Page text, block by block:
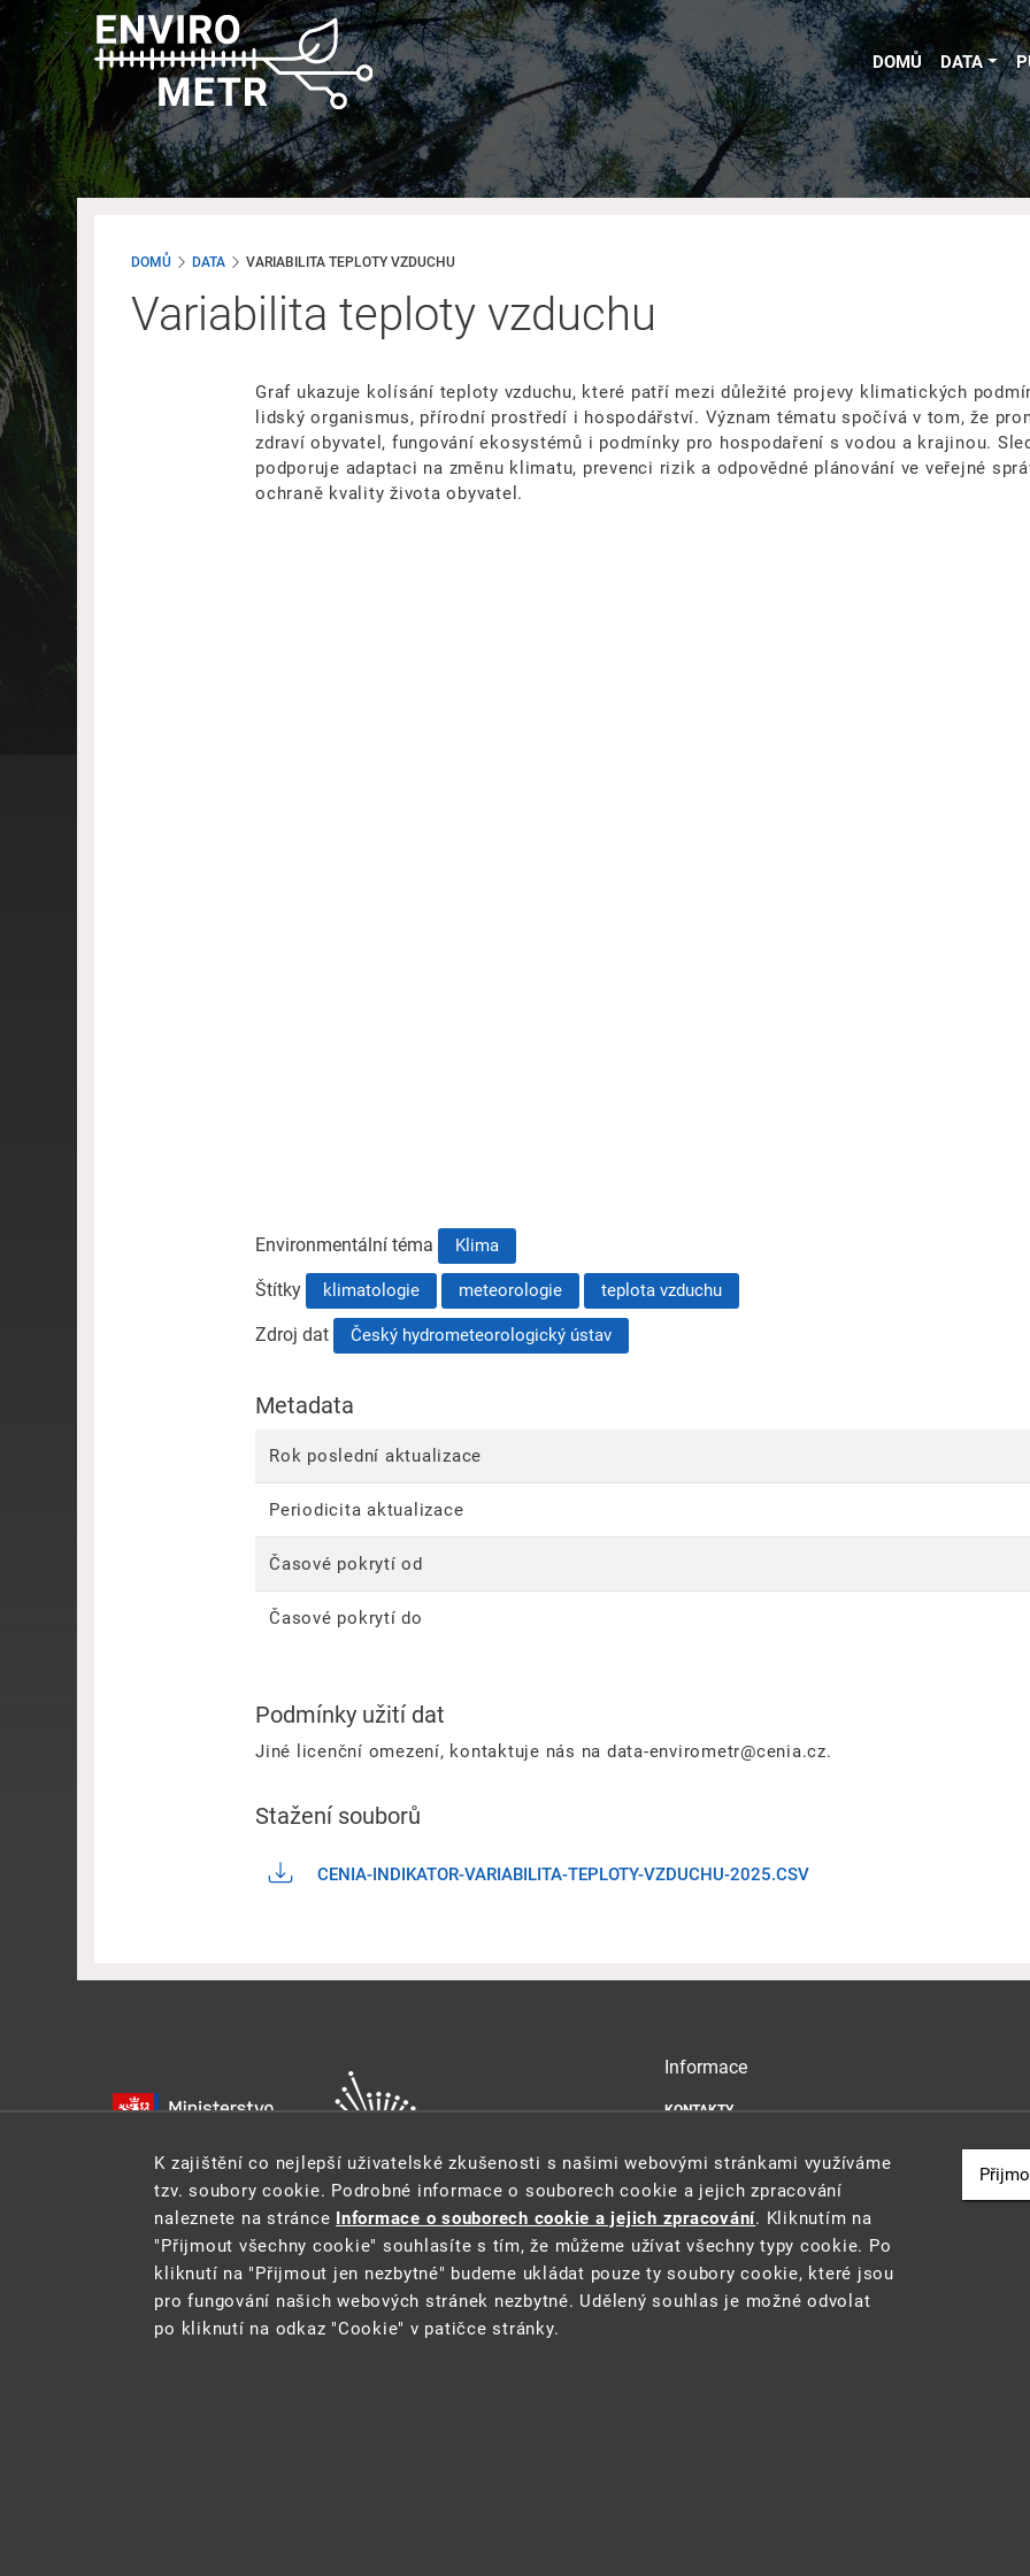
Přejít
k
hlavnímu
obsahu
DOMŮ DATA
DOMŮ DATA VARIABILITA TEPLOTY VZDUCHU
Variabilita teploty vzduchu
Graf ukazuje kolísání teploty vzduchu, které patří mezi důležité projevy klimatických
lidský organismus, přírodní prostředí i hospodářství. Význam tématu spočívá v tom, že
zdraví obyvatel, fungování ekosystémů i podmínky pro hospodaření s vodou a krajinou.
podporuje adaptaci na změnu klimatu, prevenci rizik a odpovědné plánování ve veřejné
ochraně kvality života obyvatel.
Environmentální téma Klima
Štítky klimatologie meteorologie teplota vzduchu
Zdroj dat Český hydrometeorologický ústav
Metadata
Rok poslední aktualizace
Periodicita aktualizace
Časové pokrytí od
Časové pokrytí do
Podmínky užití dat
Jiné licenční omezení, kontaktuje nás na data-envirometr@cenia.cz.
Stažení souborů
CENIA-INDIKATOR-VARIABILITA-TEPLOTY-VZDUCHU-2025.CSV
Informace
KONTAKTY
PROHLÁŠENÍ O PŘÍSTUPNOSTI
ZÁSADY POUŽÍVÁNÍ SOUBORŮ COOKIE
Tento web je součástí Informačního systému pro statistiku a reporting (STAR) projektu "Platforma pro statistiku, reporting a analýzy"
2021 © CENIA aMinisterstvo životního prostředí
K zajištění co nejlepší uživatelské zkušenosti s našimi webovými stránkami využíváme
tzv. soubory cookie. Podrobné informace o souborech cookie a jejich zpracování
naleznete na stránce Informace o souborech cookie a jejich zpracování. Kliknutím na
"Přijmout všechny cookie" souhlasíte s tím, že můžeme užívat všechny typy cookie. Po
kliknutí na "Přijmout jen nezbytné" budeme ukládat pouze ty soubory cookie, které jsou
pro fungování našich webových stránek nezbytné. Udělený souhlas je možné odvolat
po kliknutí na odkaz "Cookie" v patičce stránky.